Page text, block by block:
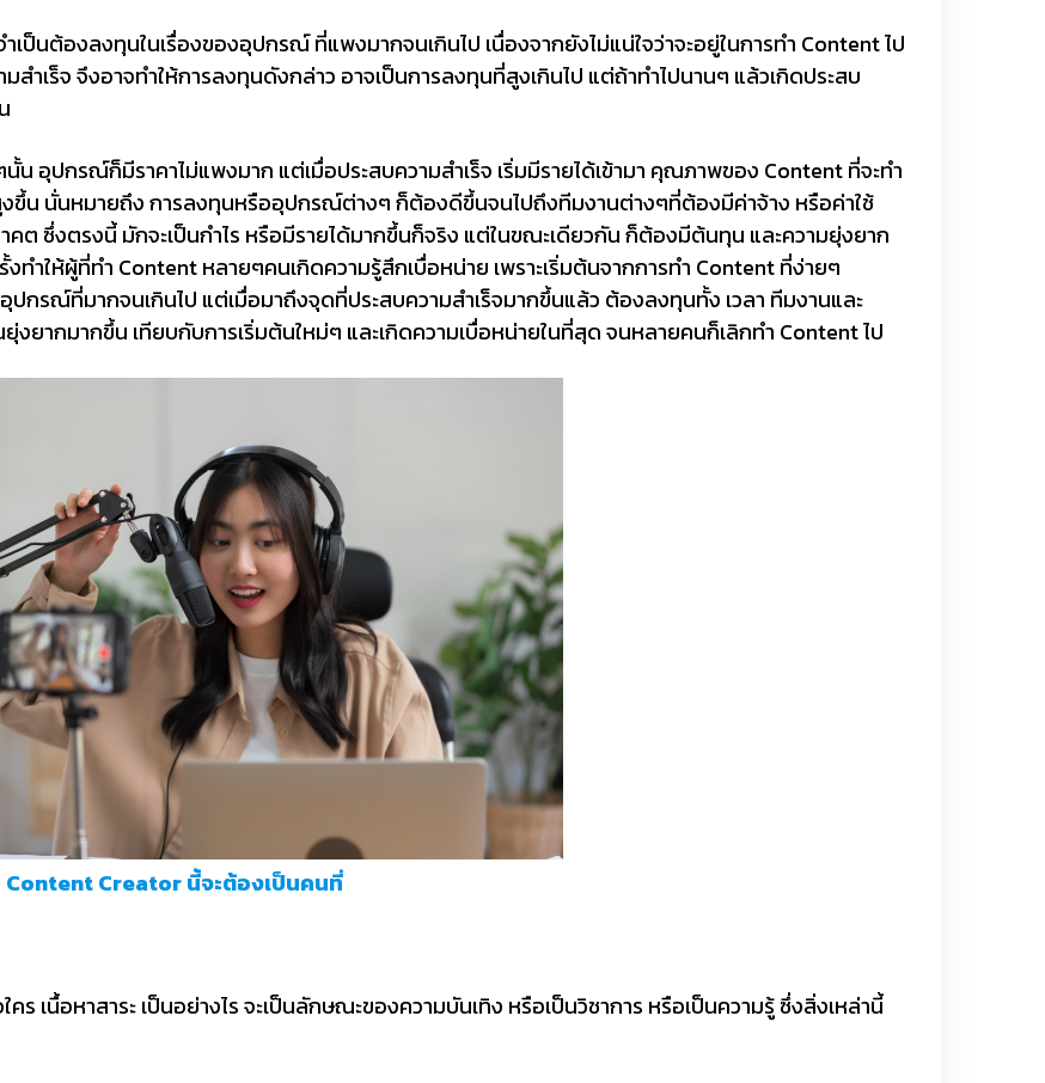
เป็นต้องลงทุนในเรื่องของอุปกรณ์ ที่แพงมากจนเกินไป เนื่องจากยังไม่แน่ใจว่าจะอยู่ในการทำ Content ไป
ำเร็จ จึงอาจทำให้การลงทุนดังกล่าว อาจเป็นการลงทุนที่สูงเกินไป แต่ถ้าทำไปนานๆ แล้วเกิดประสบ
น อุปกรณ์ก็มีราคาไม่แพงมาก แต่เมื่อประสบความสำเร็จ เริ่มมีรายได้เข้ามา คุณภาพของ Content ที่จะทำ
น นั่นหมายถึง การลงทุนหรืออุปกรณ์ต่างๆ ก็ต้องดีขึ้นจนไปถึงทีมงานต่างๆที่ต้องมีค่าจ้าง หรือค่าใช้
ซึ่งตรงนี้ มักจะเป็นกำไร หรือมีรายได้มากขึ้นก็จริง แต่ในขณะเดียวกัน ก็ต้องมีต้นทุน และความยุ่งยาก
ำให้ผู้ที่ทำ Content หลายๆคนเกิดความรู้สึกเบื่อหน่าย เพราะเริ่มต้นจากการทำ Content ที่ง่ายๆ
ปกรณ์ที่มากจนเกินไป แต่เมื่อมาถึงจุดที่ประสบความสำเร็จมากขึ้นแล้ว ต้องลงทุนทั้ง เวลา ทีมงานและ
ยากมากขึ้น เทียบกับการเริ่มต้นใหม่ๆ และเกิดความเบื่อหน่ายในที่สุด จนหลายคนก็เลิกทำ Content ไป
Creator นี้จะต้องเป็นคนที่
ร เนื้อหาสาระ เป็นอย่างไร จะเป็นลักษณะของความบันเทิง หรือเป็นวิชาการ หรือเป็นความรู้ ซึ่งสิ่งเหล่านี้